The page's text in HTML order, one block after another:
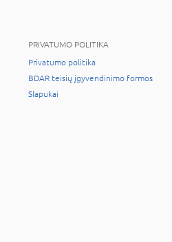
PRIVATUMO POLITIKA
Privatumo politika
BDAR teisių įgyvendinimo formos
Slapukai